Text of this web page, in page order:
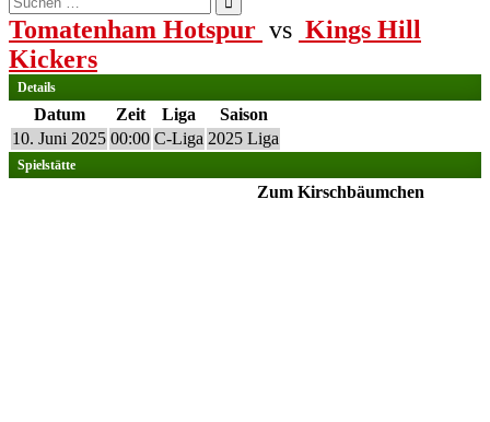
nach:
Tomatenham Hotspur vs Kings Hill
Kickers
Details
Datum Zeit Liga
Saison
10. Juni 2025 00:00 C-Liga 2025 Liga
Spielstätte
Zum Kirschbäumchen